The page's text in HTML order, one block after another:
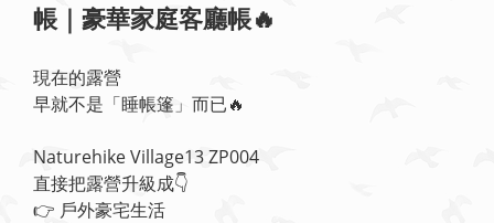
帳｜豪華家庭客廳帳🔥
現在的露營
早就不是「睡帳篷」而已🔥
Naturehike Village13 ZP004
直接把露營升級成👇
👉 戶外豪宅生活